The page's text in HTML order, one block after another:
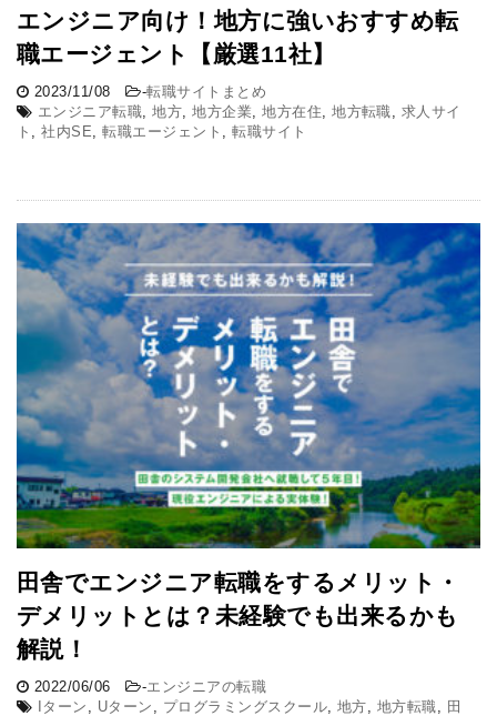
エンジニア向け！地方に強いおすすめ転
職エージェント【厳選11社】
2023/11/08 -転職サイトまとめ
エンジニア転職 ,地方 ,地方企業 ,地方在住 ,地方転職
求人サイ
ト
,社内SE ,転職エージェント ,転職サイト
田舎でエンジニア転職をするメリット・
デメリットとは？未経験でも出来るかも
解説！
2022/06/06 -エンジニアの転職
Iターン
Uターン プログラミングスクール 地方 地方転職
田